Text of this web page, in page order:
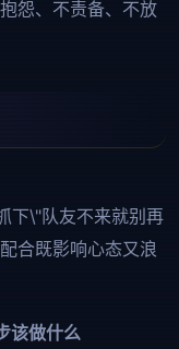
怨、不责备、不放
下\"队友不来就别再
合既影响心态又浪
该做什么